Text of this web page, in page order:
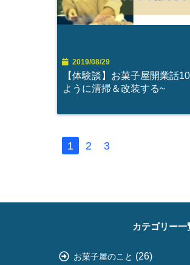
2019/08/29
【体験談】お菓子屋開業話
ように清掃＆改装する~
1 2 3
カテゴリー一
お菓子屋のこと (26)